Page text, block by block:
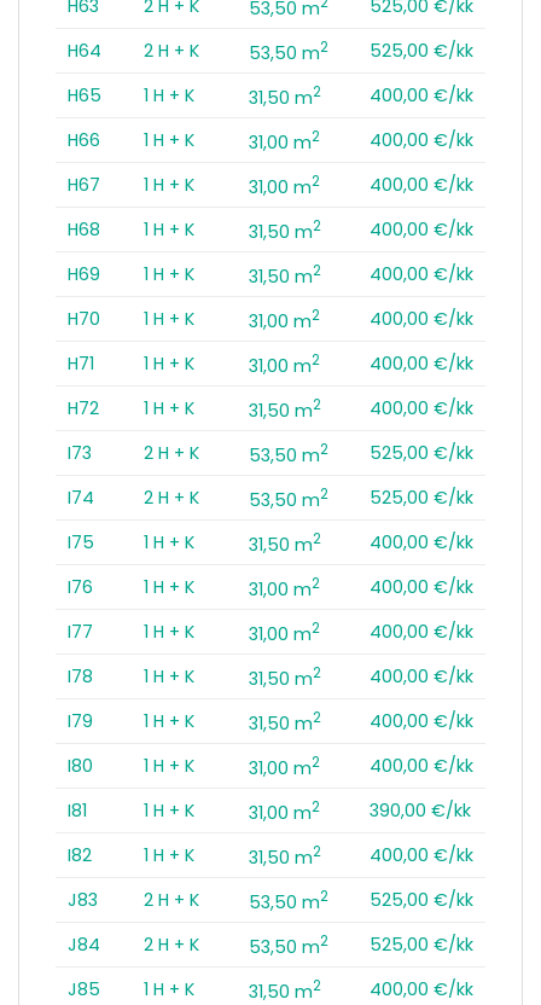
H63 2 H + K 53,50 m
525,00 €/kk
H64
2 H + K 53,50 m2
525,00 €/kk
H65
1 H + K 31,50 m2
400,00 €/kk
H66
1 H + K 31,00 m2
400,00 €/kk
H67
1 H + K 31,00 m2
400,00 €/kk
H68
1 H + K 31,50 m2
400,00 €/kk
H69
1 H + K 31,50 m2
400,00 €/kk
H70
1 H + K 31,00 m2
400,00 €/kk
H71
1 H + K 31,00 m2
400,00 €/kk
H72
1 H + K 31,50 m2
400,00 €/kk
I73
2 H + K 53,50 m2
525,00 €/kk
I74
2 H + K 53,50 m2
525,00 €/kk
I75
1 H + K 31,50 m2
400,00 €/kk
I76
1 H + K 31,00 m2
400,00 €/kk
I77
1 H + K 31,00 m2
400,00 €/kk
I78
1 H + K 31,50 m2
400,00 €/kk
I79
1 H + K 31,50 m2
400,00 €/kk
I80
1 H + K 31,00 m2
400,00 €/kk
I81
1 H + K 31,00 m2
390,00 €/kk
I82
1 H + K 31,50 m2
400,00 €/kk
J83
2 H + K 53,50 m2
525,00 €/kk
J84
2 H + K 53,50 m2
525,00 €/kk
J85
1 H + K 31,50 m2
400,00 €/kk